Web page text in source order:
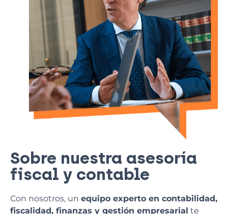
Sobre nuestra asesoría
fiscal y contable
Con nosotros, un equipo experto en contabilidad,
fiscalidad, finanzas y gestión empresarial te